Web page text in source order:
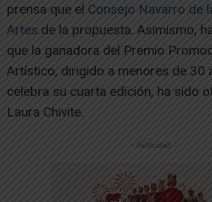
prensa que el Consejo Navarro de
Artes de la propuesta. Asimismo,
que la ganadora del Premio
Artístico, dirigido a menores de 30
celebra su cuarta edición, ha sido
Laura Chivite.
-- Publicidad --